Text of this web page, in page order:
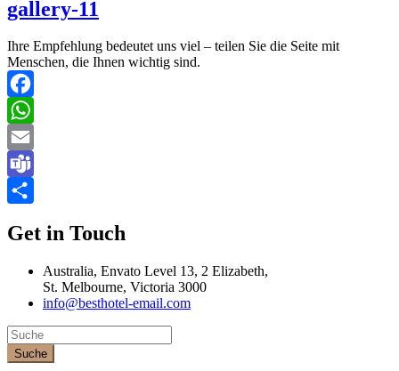
gallery-11
Ihre Empfehlung bedeutet uns viel – teilen Sie die Seite mit
Menschen, die Ihnen wichtig sind.
Facebook
WhatsApp
Email
Teams
Get in Touch
Australia, Envato Level 13, 2 Elizabeth,
St. Melbourne, Victoria 3000
info@besthotel-email.com
Suche